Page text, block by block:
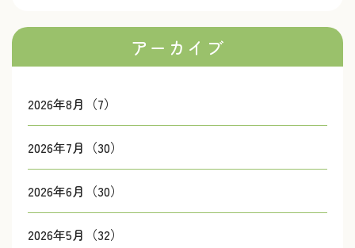
アーカイブ
2026年8月（7）
2026年7月（30）
2026年6月（30）
2026年5月（32）